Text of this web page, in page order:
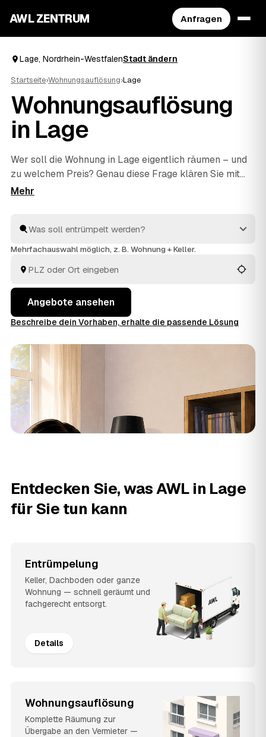
AWL ZENTRUM Anfragen
Lage, Nordrhein-WestfalenStadt ändern
Startseite›Wohnungsauflösung›Lage
Wohnungsauflösung
in Lage
Wer soll die Wohnung in Lage eigentlich räumen – und
zu welchem Preis? Genau diese Frage klären Sie mit
AWL in einer einzigen Anfrage: Sie schildern den
Festpreis. Räumen, fachgerecht entsorgen und
besenrein an den Vermieter übergeben gehört bei allen
besten passt.
Mehrfachauswahl möglich, z. B. Wohnung + Keller.
Angebote ansehen
Beschreibe dein Vorhaben, erhalte die passende Lösung
Entdecken Sie, was AWL in Lage
für Sie tun kann
Entrümpelung
Keller, Dachboden oder ganze
Wohnung — schnell geräumt und
fachgerecht entsorgt.
Details
Wohnungsauflösung
Komplette Räumung zur
Übergabe an den Vermieter —